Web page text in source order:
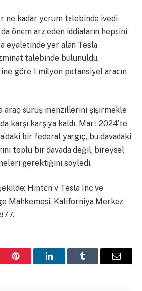
ne kadar yorum talebinde ivedi
önem arz eden iddiaların hepsini
eyaletinde yer alan Tesla
talebinde bulunuldu.
göre 1 milyon potansiyel aracın
araç sürüş menzillerini şişirmekle
karşı karşıya kaldı. Mart 2024’te
bir federal yargıç, bu davadaki
toplu bir davada değil, bireysel
gerektiğini söyledi.
Hinton v Tesla Inc ve
Mahkemesi, Kaliforniya Merkez
Pinterest LinkedInTumblr Email